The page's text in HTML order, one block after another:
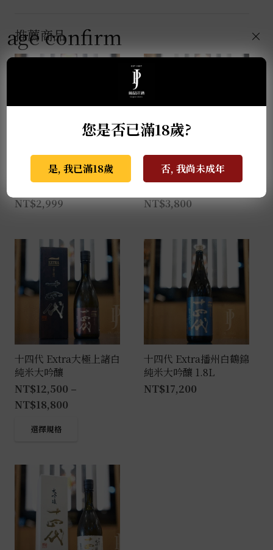
推薦商品
薩摩無双 馬年干支限定
酒 0.72L
NT$2,999
天盃 馬年干支 麥燒酎
0.72L
NT$3,800
十四代 Extra大極上諸白
純米大吟釀
NT$12,500 –
NT$18,800
選擇規格
多
式。
十四代 Extra播州白鶴錦
純米大吟釀 1.8L
NT$17,200
age confirm
您是否已滿18歲?
是, 我已滿18歲 否, 我尚未成年
×